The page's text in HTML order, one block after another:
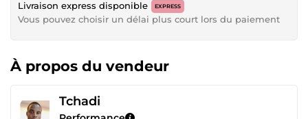
Livraison express disponible EXPRESS
Vous pouvez choisir un délai plus court lors du paiement
À propos du vendeur
Tchadi